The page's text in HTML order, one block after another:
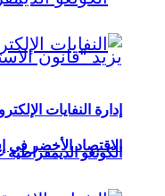
الكونغو
إدارة النفايات
الاقتصاد الأخضر في